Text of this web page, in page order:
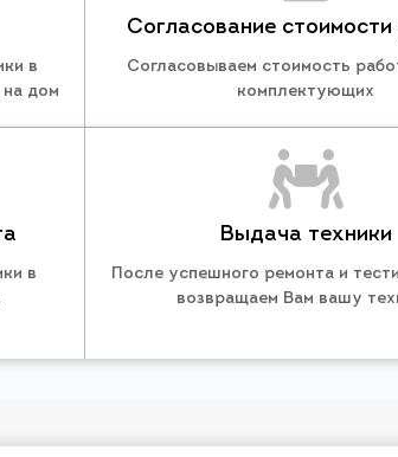
в
на дом
Согласование стоимости
Согласовываем стоимость
комплектующих
в
Выдача техники
После успешного ремонта и
возвращаем Вам вашу